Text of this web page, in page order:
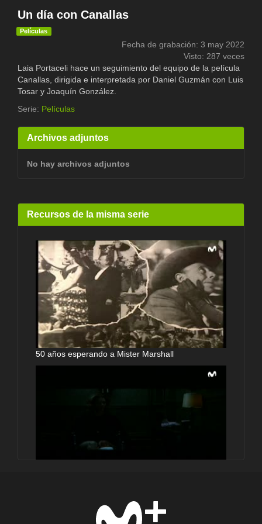
Un día con Canallas
Películas
Fecha de grabación: 3 may 2022
Visto: 287 veces
Laia Portaceli hace un seguimiento del equipo de la película
Canallas, dirigida e interpretada por Daniel Guzmán con Luis
Tosar y Joaquín González.
Serie: Películas
Archivos adjuntos
No hay archivos adjuntos
Recursos de la misma serie
50 años esperando a Mister Marshall